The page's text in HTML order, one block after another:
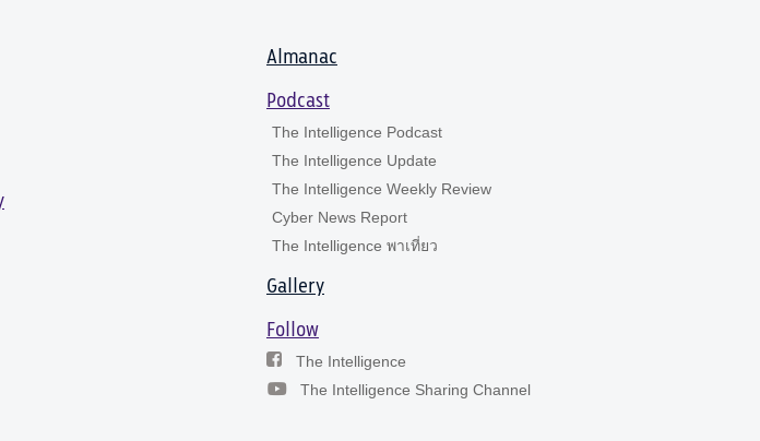
Almanac
Podcast
The Intelligence Podcast
The Intelligence Update
The Intelligence Weekly Review
Cyber News Report
The Intelligence พาเที่ยว
Gallery
Follow
The Intelligence
The Intelligence Sharing Channel